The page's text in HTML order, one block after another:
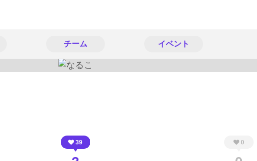
チーム イベント
39 0